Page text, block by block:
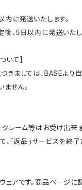
内に発送いたします。
、5日以内に発送いたし
いて】
きましては、BASEより
せん。
クレーム等はお受け出来
「返品」サービスを終了
ェアです。商品ページ